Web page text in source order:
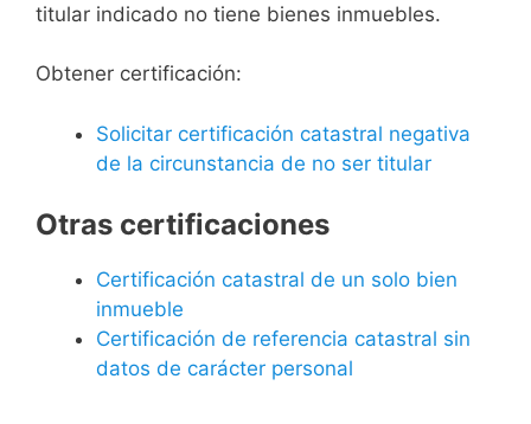
titular indicado no tiene bienes inmuebles.
Obtener certificación:
Solicitar certificación catastral negativa
de la circunstancia de no ser titular
Otras certificaciones
Certificación catastral de un solo bien
inmueble
Certificación de referencia catastral sin
datos de carácter personal